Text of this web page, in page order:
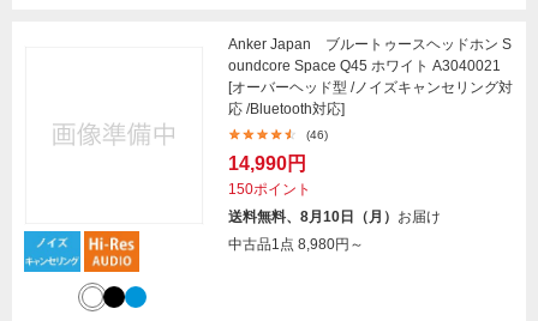
Anker Japan ブルートゥースヘッドホン S
oundcore Space Q45 ホワイト A3040021
[オーバーヘッド型 /ノイズキャンセリング対
応 /Bluetooth対応]
(46)
14,990円
150ポイント
送料無料、8月10日（月） お届け
中古品1点 8,980円～